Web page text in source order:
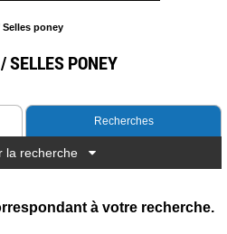
poney
SELLES PONEY
Recherches
la recherche
à votre recherche.